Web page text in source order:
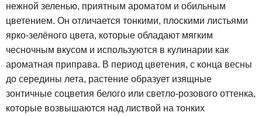
нежной зеленью, приятным ароматом и обильным
цветением. Он отличается тонкими, плоскими листьями
ярко-зелёного цвета, которые обладают мягким
чесночным вкусом и используются в кулинарии как
ароматная приправа. В период цветения, с конца весны
до середины лета, растение образует изящные
зонтичные соцветия белого или светло-розового оттенка,
которые возвышаются над листвой на тонких